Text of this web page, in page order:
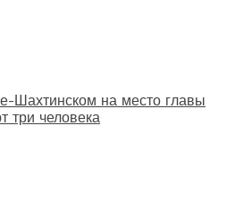
Шахтинском на место главы
три человека